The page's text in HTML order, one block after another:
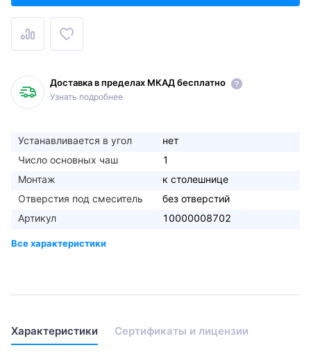
Доставка в пределах МКАД бесплатно
Узнать подробнее
Устанавливается в угол
нет
Число основных чаш
1
Монтаж
к столешнице
Отверстия под смеситель
без отверстий
Артикул
10000008702
Характеристики Сертификаты и лицензии